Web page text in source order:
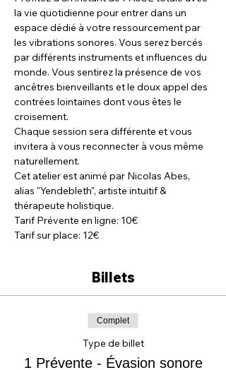
la vie quotidienne pour entrer dans un
espace dédié à votre ressourcement par
les vibrations sonores. Vous serez bercés
par différents instruments et influences du
monde. Vous sentirez la présence de vos
ancêtres bienveillants et le doux appel des
contrées lointaines dont vous êtes le
croisement.
Chaque session sera différente et vous
invitera à vous reconnecter à vous même
naturellement.
Cet atelier est animé par Nicolas Abes,
alias "Yendebleth", artiste intuitif &
thérapeute holistique.
Tarif Prévente en ligne: 10€
Tarif sur place: 12€
Billets
Complet
Type de billet
1 Prévente - Évasion sonore